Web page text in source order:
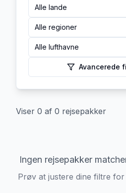
Alle lande
Alle regioner
Alle lufthavne
Avancerede
Viser 0 af 0 rejsepakker
Ingen rejsepakker
Prøv at justere dine filtre